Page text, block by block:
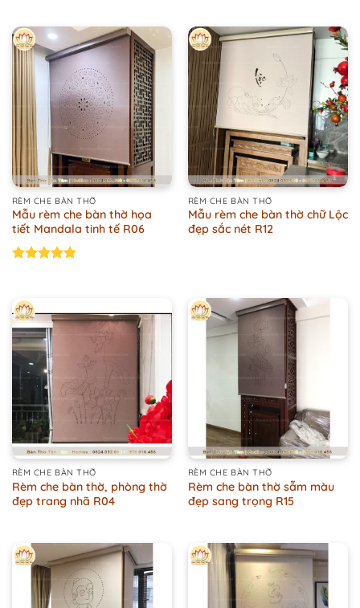
RÈM CHE BÀN THỜ
Mẫu rèm che bàn thờ họa
tiết Mandala tinh tế R06
RÈM CHE BÀN THỜ
Mẫu rèm che bàn thờ chữ Lộc
đẹp sắc nét R12
RÈM CHE BÀN THỜ
Rèm che bàn thờ, phòng thờ
đẹp trang nhã R04
RÈM CHE BÀN THỜ
Rèm che bàn thờ sẫm màu
đẹp sang trọng R15